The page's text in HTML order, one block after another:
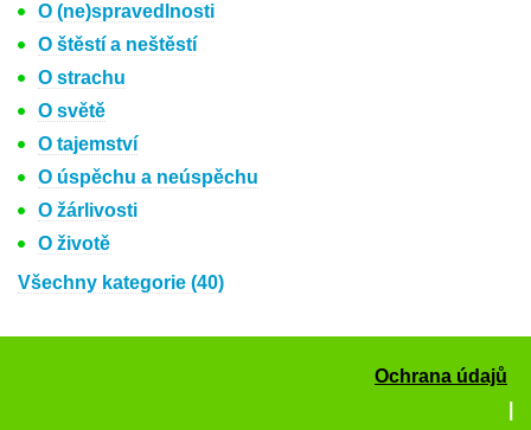
O (ne)spravedlnosti
O štěstí a neštěstí
O strachu
O světě
O tajemství
O úspěchu a neúspěchu
O žárlivosti
O životě
Všechny kategorie (40)
Ochrana údajů